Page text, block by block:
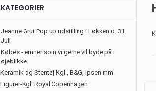
KATEGORIER
Jeanne Grut Pop up udstilling i Løkken d. 31.
Juli
Købes - emner som vi gerne vil byde på i
øjeblikke
Keramik og Stentøj Kgl., B&G, Ipsen mm.
Figurer-Kgl. Royal Copenhagen